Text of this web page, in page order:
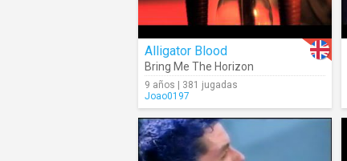
Alligator Blood
Bring Me The Horizon
9 años | 381 jugadas
Joao0197